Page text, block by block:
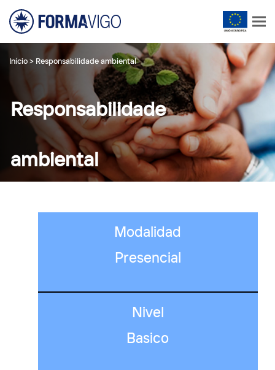
Início > Responsabilidade ambiental
Responsabilidade
ambiental
Modalidad
Presencial
Nivel
Basico